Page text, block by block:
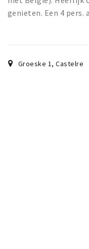
genieten. Een 4 pers.
Groeske 1,Castelre